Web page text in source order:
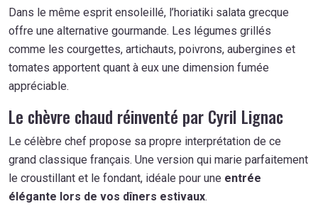
Dans le même esprit ensoleillé, l’horiatiki salata grecque
offre une alternative gourmande. Les légumes grillés
comme les courgettes, artichauts, poivrons, aubergines et
tomates apportent quant à eux une dimension fumée
appréciable.
Le chèvre chaud réinventé par Cyril Lignac
Le célèbre chef propose sa propre interprétation de ce
grand classique français. Une version qui marie parfaitement
le croustillant et le fondant, idéale pour une entrée
élégante lors de vos dîners estivaux.